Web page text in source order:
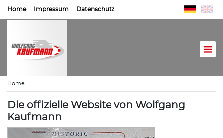
Home Impressum Datenschutz
Home
Die offizielle Website von Wolfgang
Kaufmann